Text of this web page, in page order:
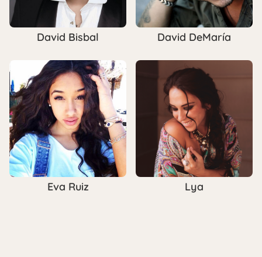
David Bisbal David DeMaría
Eva Ruiz Lya